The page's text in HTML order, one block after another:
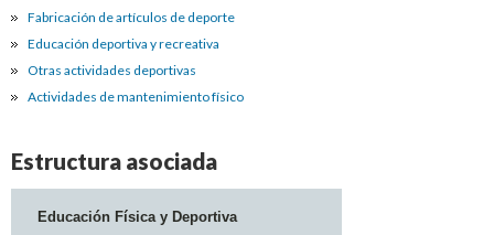
Fabricación de artículos de deporte
Educación deportiva y recreativa
Otras actividades deportivas
Actividades de mantenimiento físico
Estructura asociada
Educación Física y Deportiva